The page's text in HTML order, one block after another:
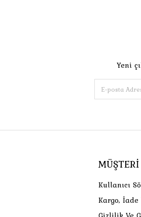
Yeni
Kullanıcı
Kargo,